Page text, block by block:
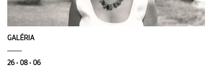
GALÉRIA
26 • 08 • 06